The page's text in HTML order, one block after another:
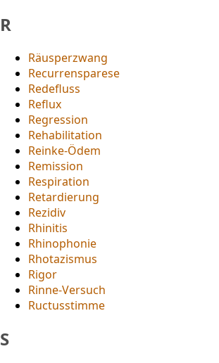
R
Räusperzwang
Recurrensparese
Redefluss
Reflux
Regression
Rehabilitation
Reinke-Ödem
Remission
Respiration
Retardierung
Rezidiv
Rhinitis
Rhinophonie
Rhotazismus
Rigor
Rinne-Versuch
Ructusstimme
S